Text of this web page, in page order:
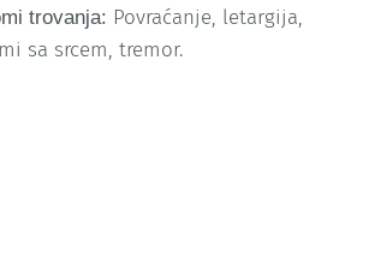
trovanja: Povraćanje, letargija,
sa srcem, tremor.